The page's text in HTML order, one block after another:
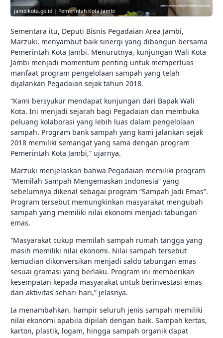
jambikota.go.id | Pemerintah Kota Jambi
Sementara itu, Deputi Bisnis Pegadaian Area Jambi,
Marzuki, menyambut baik sinergi yang dibangun bersama
Pemerintah Kota Jambi. Menurutnya, kunjungan Wali Kota
Jambi menjadi momentum penting untuk memperluas
manfaat program pengelolaan sampah yang telah
dijalankan Pegadaian sejak tahun 2018.
“Kami bersyukur mendapat kunjungan dari Bapak Wali
Kota. Ini menjadi sejarah bagi Pegadaian dan membuka
peluang kolaborasi yang lebih luas dalam pengelolaan
sampah. Program bank sampah yang kami jalankan sejak
2018 memiliki semangat yang sama dengan program
Pemerintah Kota Jambi,” ujarnya.
Marzuki menjelaskan bahwa Pegadaian memiliki program
“Memilah Sampah Mengemaskan Indonesia” yang
sebelumnya dikenal sebagai program “Sampah Jadi Emas”.
Program tersebut memungkinkan masyarakat mengubah
sampah yang memiliki nilai ekonomi menjadi tabungan
emas.
“Masyarakat cukup memilah sampah rumah tangga yang
masih memiliki nilai ekonomi. Nilai sampah tersebut
kemudian dikonversikan menjadi saldo tabungan emas
sesuai gramasi yang berlaku. Program ini memberikan
kesempatan kepada masyarakat untuk berinvestasi emas
dari aktivitas sehari-hari,” jelasnya.
Ia menambahkan, hampir seluruh jenis sampah memiliki
nilai ekonomi apabila dipilah dengan baik. Sampah kertas,
karton, plastik, logam, hingga sampah organik dapat